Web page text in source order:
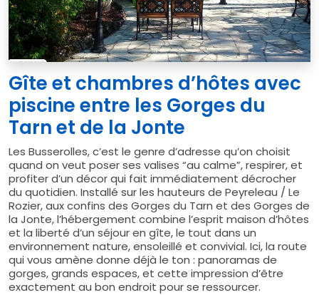
Gîte et chambres d’hôtes avec
piscine entre les Gorges du
Tarn et de la Jonte
Les Busserolles, c’est le genre d’adresse qu’on choisit
quand on veut poser ses valises “au calme”, respirer, et
profiter d’un décor qui fait immédiatement décrocher
du quotidien. Installé sur les hauteurs de Peyreleau / Le
Rozier, aux confins des Gorges du Tarn et des Gorges de
la Jonte, l’hébergement combine l’esprit maison d’hôtes
et la liberté d’un séjour en gîte, le tout dans un
environnement nature, ensoleillé et convivial. Ici, la route
qui vous amène donne déjà le ton : panoramas de
gorges, grands espaces, et cette impression d’être
exactement au bon endroit pour se ressourcer.